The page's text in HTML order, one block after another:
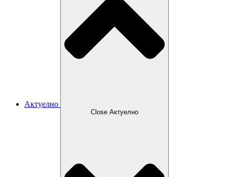
Актуелно
Close Актуелно